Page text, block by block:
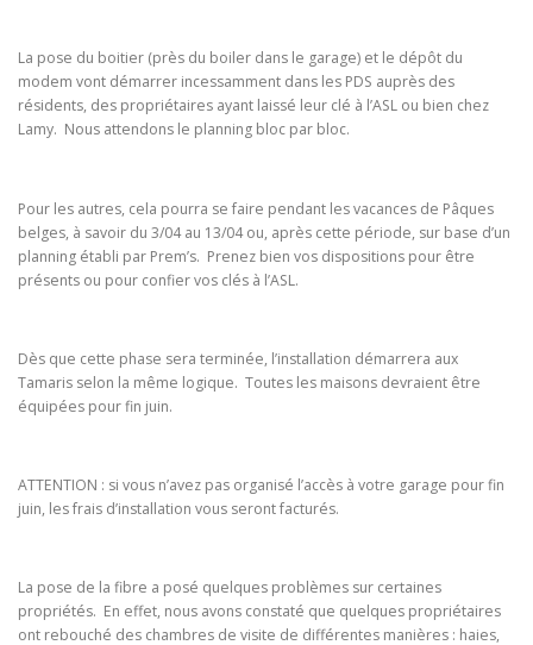
La pose du boitier (près du boiler dans le garage) et le dépôt du
modem vont démarrer incessamment dans les PDS auprès des
résidents, des propriétaires ayant laissé leur clé à l’ASL ou bien chez
Lamy. Nous attendons le planning bloc par bloc.
Pour les autres, cela pourra se faire pendant les vacances de Pâques
belges, à savoir du 3/04 au 13/04 ou, après cette période, sur base d’un
planning établi par Prem’s. Prenez bien vos dispositions pour être
présents ou pour confier vos clés à l’ASL.
Dès que cette phase sera terminée, l’installation démarrera aux
Tamaris selon la même logique. Toutes les maisons devraient être
équipées pour fin juin.
ATTENTION : si vous n’avez pas organisé l’accès à votre garage pour fin
juin, les frais d’installation vous seront facturés.
La pose de la fibre a posé quelques problèmes sur certaines
propriétés. En effet, nous avons constaté que quelques propriétaires
ont rebouché des chambres de visite de différentes manières : haies,